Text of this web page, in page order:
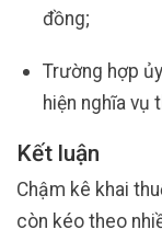
đồng;
Trường hợp
hiện nghĩa vụ
Kết luận
Chậm kê khai
còn kéo theo